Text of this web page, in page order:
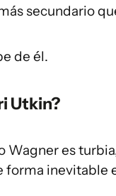
secundario
de él.
Utkin?
Wagner es
forma